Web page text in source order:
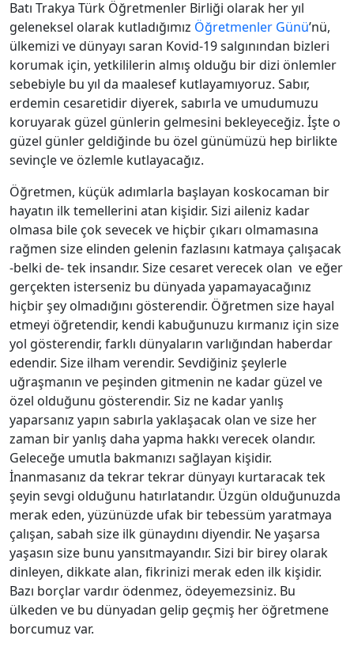
Batı Trakya Türk Öğretmenler Birliği olarak her yıl
geleneksel olarak kutladığımız Öğretmenler Günü’nü,
ülkemizi ve dünyayı saran Kovid-19 salgınından bizleri
korumak için, yetkililerin almış olduğu bir dizi önlemler
sebebiyle bu yıl da maalesef kutlayamıyoruz. Sabır,
erdemin cesaretidir diyerek, sabırla ve umudumuzu
koruyarak güzel günlerin gelmesini bekleyeceğiz. İşte o
güzel günler geldiğinde bu özel günümüzü hep birlikte
sevinçle ve özlemle kutlayacağız.
Öğretmen, küçük adımlarla başlayan koskocaman bir
hayatın ilk temellerini atan kişidir. Sizi aileniz kadar
olmasa bile çok sevecek ve hiçbir çıkarı olmamasına
rağmen size elinden gelenin fazlasını katmaya çalışacak
-belki de- tek insandır. Size cesaret verecek olan ve eğer
gerçekten isterseniz bu dünyada yapamayacağınız
hiçbir şey olmadığını gösterendir. Öğretmen size hayal
etmeyi öğretendir, kendi kabuğunuzu kırmanız için size
yol gösterendir, farklı dünyaların varlığından haberdar
edendir. Size ilham verendir. Sevdiğiniz şeylerle
uğraşmanın ve peşinden gitmenin ne kadar güzel ve
özel olduğunu gösterendir. Siz ne kadar yanlış
yaparsanız yapın sabırla yaklaşacak olan ve size her
zaman bir yanlış daha yapma hakkı verecek olandır.
Geleceğe umutla bakmanızı sağlayan kişidir.
İnanmasanız da tekrar tekrar dünyayı kurtaracak tek
şeyin sevgi olduğunu hatırlatandır. Üzgün olduğunuzda
merak eden, yüzünüzde ufak bir tebessüm yaratmaya
çalışan, sabah size ilk günaydını diyendir. Ne yaşarsa
yaşasın size bunu yansıtmayandır. Sizi bir birey olarak
dinleyen, dikkate alan, fikrinizi merak eden ilk kişidir.
Bazı borçlar vardır ödenmez, ödeyemezsiniz. Bu
ülkeden ve bu dünyadan gelip geçmiş her öğretmene
borcumuz var.